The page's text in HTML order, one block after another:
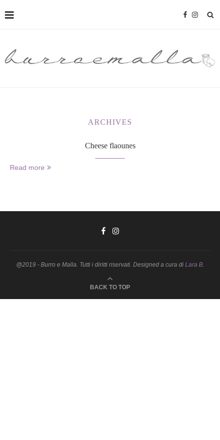
ARCHIVES
Cheese flaounes
Read more
@2019 - Burro e Malla. Tutti i diritti riservati. Designed a cura di Lara B.
BACK TO TOP